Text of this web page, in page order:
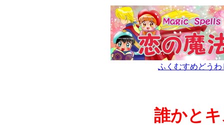
ふくむすめどうわ
誰かと